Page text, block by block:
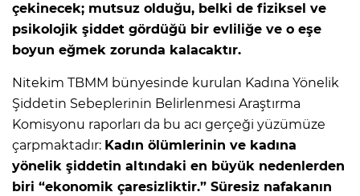
çekinecek; mutsuz olduğu, belki de fiziksel ve
psikolojik şiddet gördüğü bir evliliğe ve o eşe
boyun eğmek zorunda kalacaktır.
Nitekim TBMM bünyesinde kurulan Kadına Yönelik
Şiddetin Sebeplerinin Belirlenmesi Araştırma
Komisyonu raporları da bu acı gerçeği yüzümüze
çarpmaktadır: Kadın ölümlerinin ve kadına
yönelik şiddetin altındaki en büyük nedenlerden
biri “ekonomik çaresizliktir.” Süresiz nafakanın